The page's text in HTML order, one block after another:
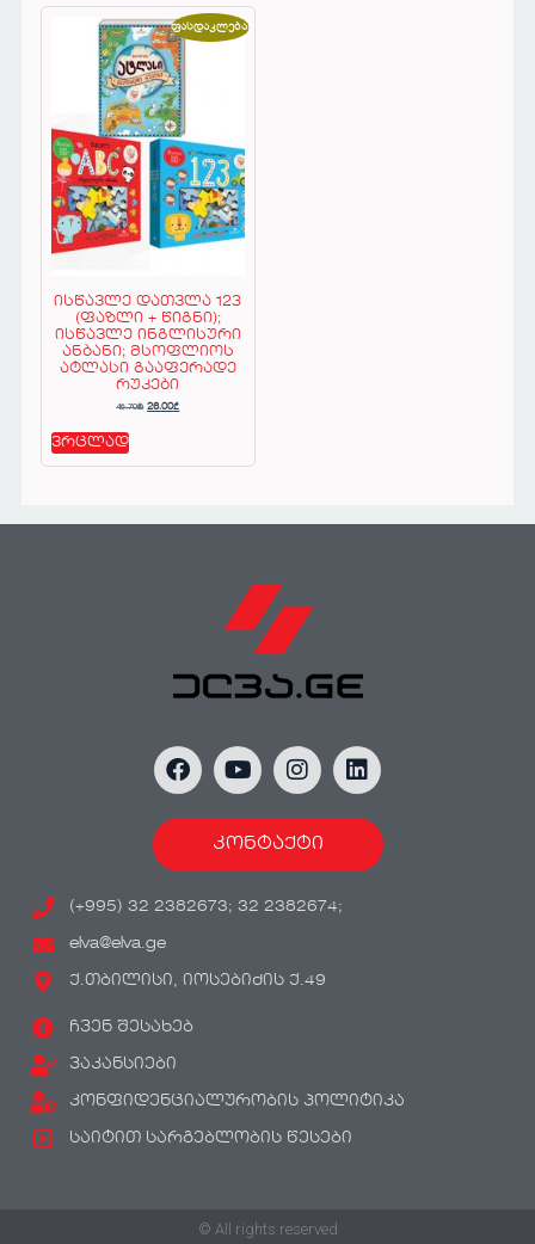
ფასდაკლება!
ისწავლე დათვლა 123
(ფაზლი + წიგნი);
ისწავლე ინგლისური
ანბანი; მსოფლიოს
ატლასი გააფერადე
რუკები
46.70₾ 26.00₾
ვრცლად
კონტაქტი
(+995) 32 2382673; 32 2382674;
elva@elva.ge
ქ.თბილისი, იოსებიძის ქ.49
ჩვენ შესახებ
ვაკანსიები
კონფიდენციალურობის პოლიტიკა
საიტით სარგებლობის წესები
© All rights reserved